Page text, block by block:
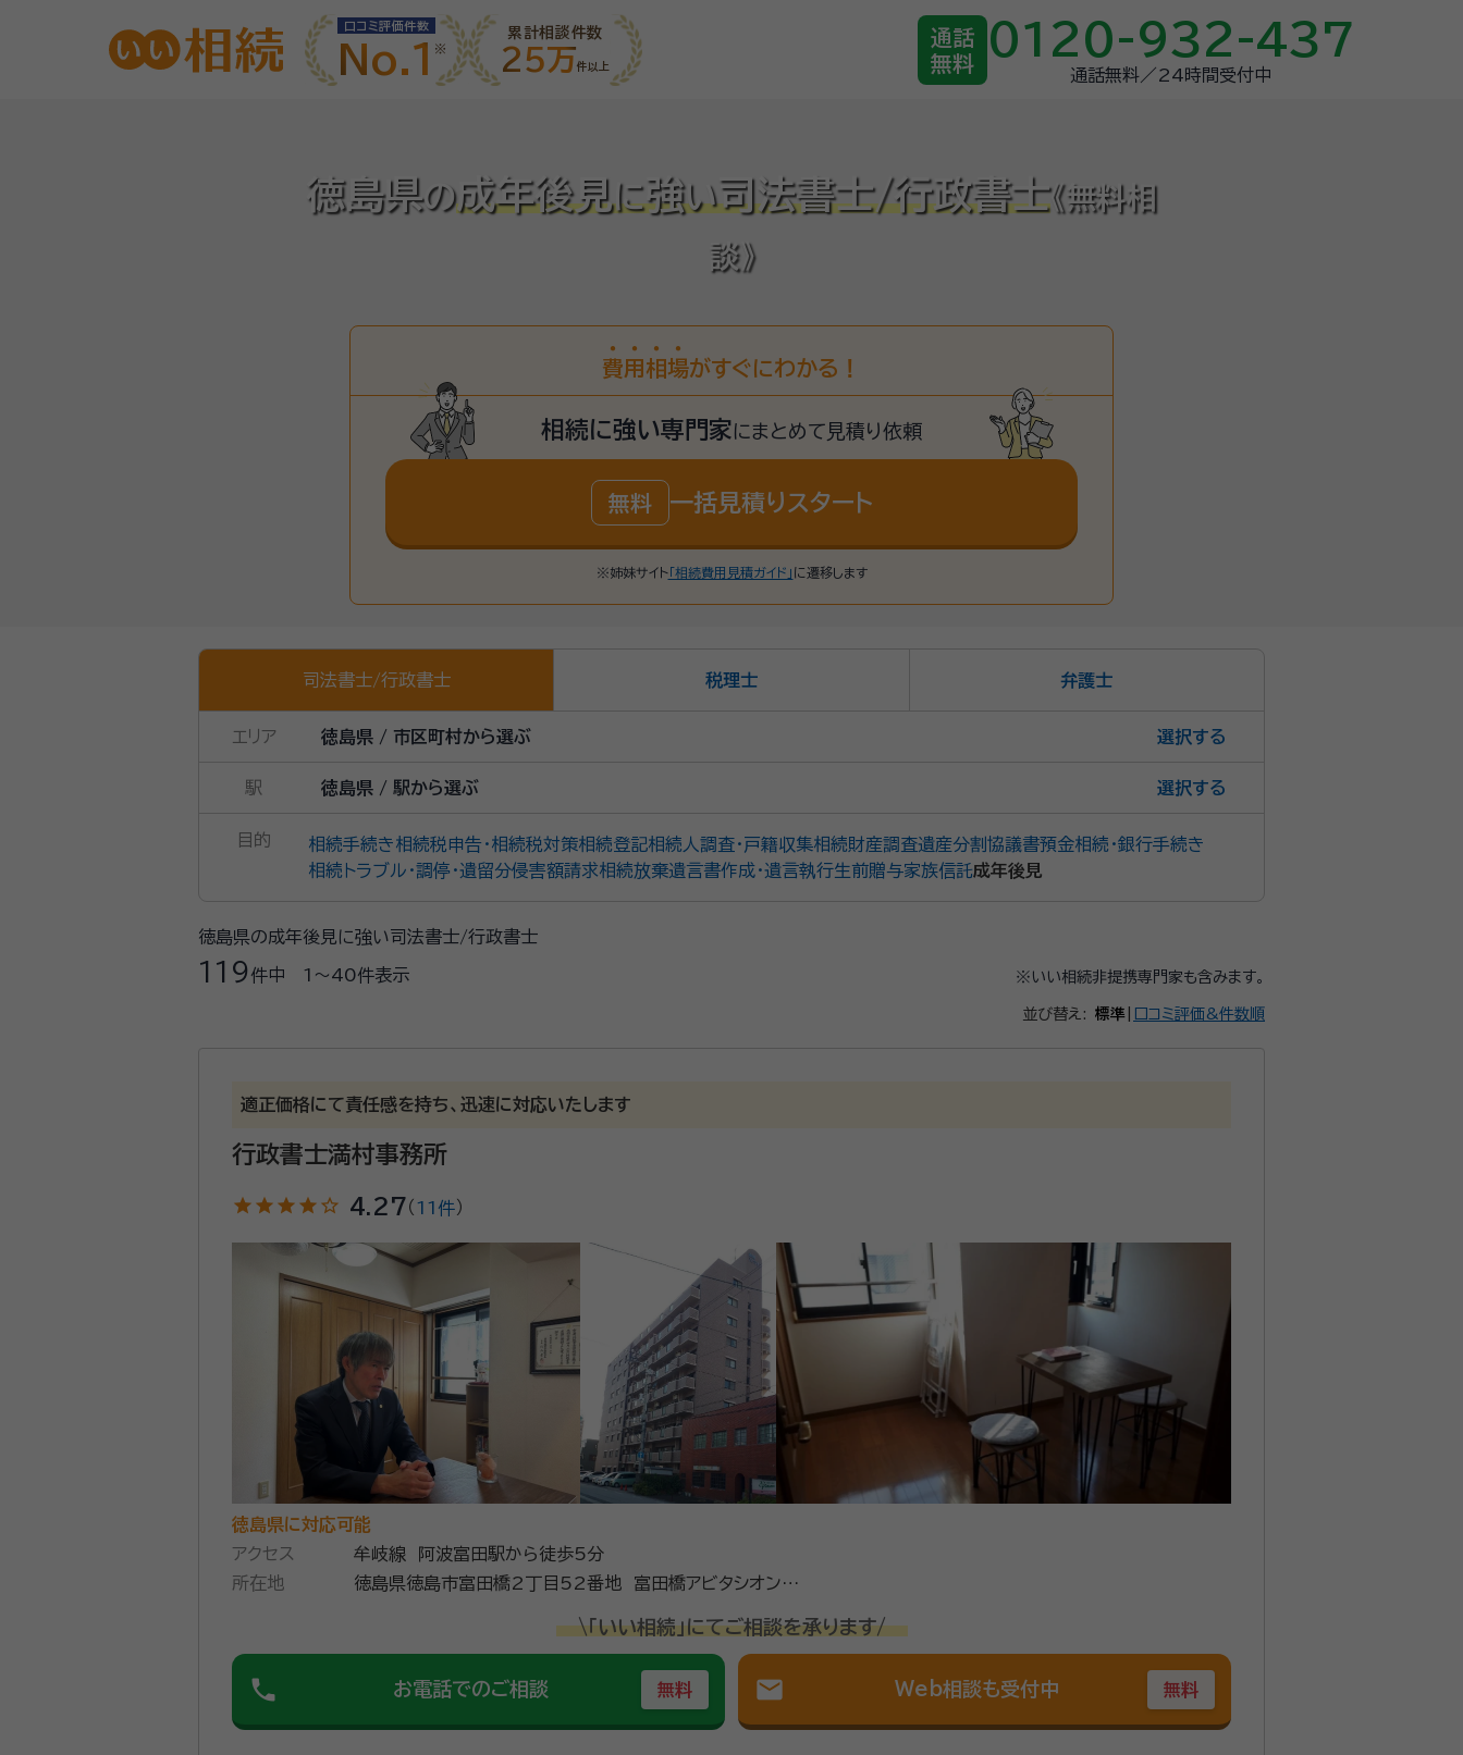
口コミ評価件数
No.1
累計相談件数
25万件以上
通話
無料
0120-932-437
通話無料／24時間受付中
徳島県の成年後見に強い司法書士/行政書士《無料相
談》
費用 相 場がすぐにわかる！
相続に強い専門家にまとめて見積り依頼
無料 一括見積りスタート
※姉妹サイト「相続費用見積ガイド」 に遷移します
司法書士/行政書士 税理士 弁護士
エリア 徳島県 / 市区町村から選ぶ 選択
駅 徳島県 / 駅から選ぶ 選択
目的 相続手続き相続税申告・相続税対策相続登記相続人調査・戸籍収集相続財産調査遺産分割協議書預金相続・銀行手続き
相続トラブル・調停・遺留分侵害額請求相続放棄遺言書作成・遺言執行生前贈与家族信託成年後見
徳島県の成年後見に強い司法書士/行政書士
119 件中 1〜40件表示 ※いい相続非提携専門家も含みます。
並び替え: 標準 口コミ評価&件数順
適正価格にて責任感を持ち、迅速に対応いたします
行政書士満村事務所
star star star star star_outline 4.27（ 11件）
徳島県に対応可能
アクセス
牟岐線 阿波富田駅から徒歩5分
所在地
徳島県徳島市富田橋2丁目52番地 富田橋アビタシオン
\「いい相続」にてご相談を承ります/
phone お電話でのご相談 無料 mail Web相談も受付中 無料